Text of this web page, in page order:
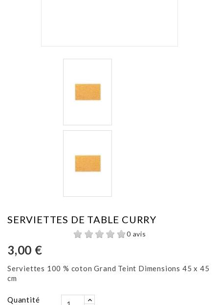
SERVIETTES DE TABLE CURRY
0 avis
3,00 €
Serviettes 100 % coton Grand Teint Dimensions 45 x 45
cm
Quantité